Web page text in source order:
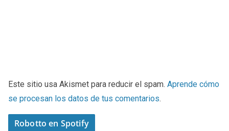
Este sitio usa Akismet para reducir el spam. Aprende cómo
se procesan los datos de tus comentarios.
Robotto en Spotify